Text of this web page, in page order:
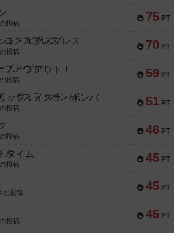
75 PT
投稿
70 PT
ト・エクスプレス
投稿
59 PT
ムーブアウト！
投稿
51 PT
ップ：イスラ・ボンバ
投稿
46 PT
投稿
45 PT
タイム
投稿
45 PT
の投稿
45 PT
投稿